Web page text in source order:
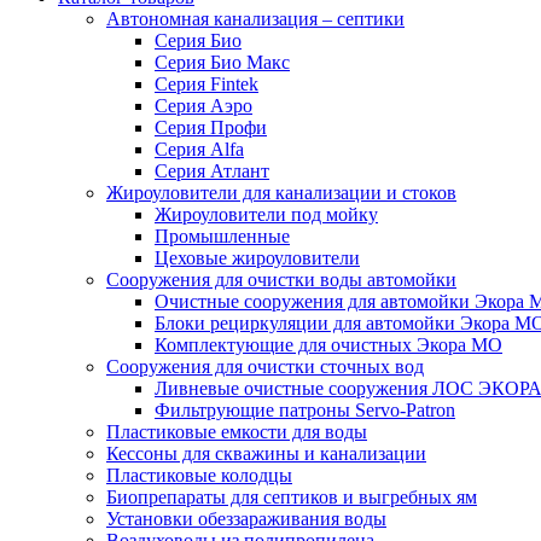
Автономная канализация – септики
Серия Био
Серия Био Макс
Серия Fintek
Серия Аэро
Серия Профи
Серия Alfa
Серия Атлант
Жироуловители для канализации и стоков
Жироуловители под мойку
Промышленные
Цеховые жироуловители
Сооружения для очистки воды автомойки
Очистные сооружения для автомойки Экора
Блоки рециркуляции для автомойки Экора
Комплектующие для очистных Экора МО
Сооружения для очистки сточных вод
Ливневые очистные сооружения ЛОС ЭКОРА
Фильтрующие патроны Servo-Patron
Пластиковые емкости для воды
Кессоны для скважины и канализации
Пластиковые колодцы
Биопрепараты для септиков и выгребных ям
Установки обеззараживания воды